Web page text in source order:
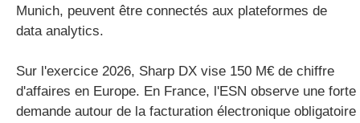
Munich, peuvent être connectés aux plateformes de
data analytics.
Sur l'exercice 2026, Sharp DX vise 150 M€ de chiffre
d'affaires en Europe. En France, l'ESN observe une forte
demande autour de la facturation électronique obligatoire